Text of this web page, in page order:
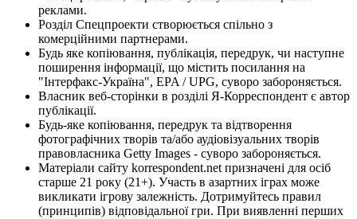
реклами.
Розділ Спецпроекти створюється спільно з
комерційними партнерами.
Будь яке копіювання, публікація, передрук, чи наступне
поширення інформації, що містить посилання на
"Інтерфакс-Україна", EPA / UPG, суворо забороняється.
Власник веб-сторінки в розділі Я-Корреспондент є автор
публікації.
Будь-яке копіювання, передрук та відтворення
фотографічних творів та/або аудіовізуальних творів
правовласника Getty Images - суворо забороняється.
Матеріали сайту korrespondent.net призначені для осіб
старше 21 року (21+). Участь в азартних іграх може
викликати ігрову залежність. Дотримуйтесь правил
(принципів) відповідальної гри. При виявленні перших